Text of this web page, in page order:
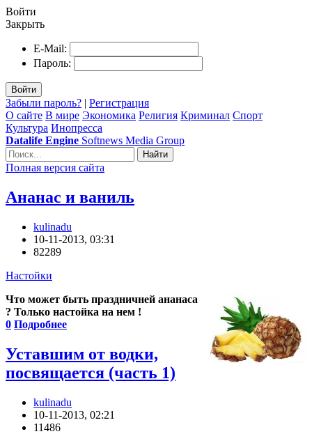
Войти
Закрыть
E-Mail:
Пароль:
Войти
Забыли пароль? | Регистрация
О сайте В мире Экономика Религия Криминал Спорт
Культура Инопресса
Datalife Engine Softnews Media Group
Найти
Полная версия сайта
Ананас и ваниль
kulinadu
10-11-2013, 03:31
82289
Настойки
Что может быть праздничней ананаса
? Только настойка на нем !
0 Подробнее
Уставшим от водки,
посвящается (часть 1)
kulinadu
10-11-2013, 02:21
11486